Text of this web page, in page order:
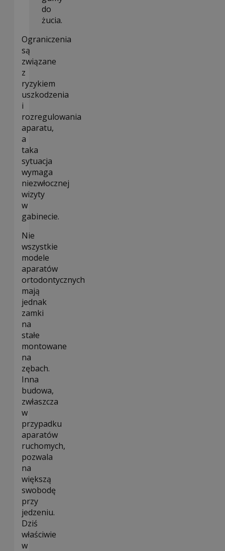
do
żucia.
Ograniczenia
są
związane
z
ryzykiem
uszkodzenia
i
rozregulowania
aparatu,
a
taka
sytuacja
wymaga
niezwłocznej
wizyty
w
gabinecie.
Nie
wszystkie
modele
aparatów
ortodontycznych
mają
jednak
zamki
na
stałe
montowane
na
zębach.
Inna
budowa,
zwłaszcza
w
przypadku
aparatów
ruchomych,
pozwala
na
większą
swobodę
przy
jedzeniu.
Dziś
właściwie
w